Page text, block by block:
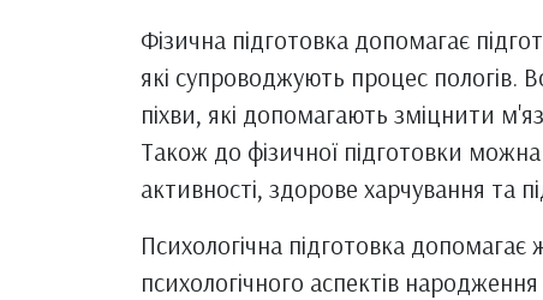
Фізична підготовка допомагає
які супроводжують процес пологів.
піхви, які допомагають зміцнити
Також до фізичної підготовки
активності, здорове харчування та
Психологічна підготовка допомагає
психологічного аспектів